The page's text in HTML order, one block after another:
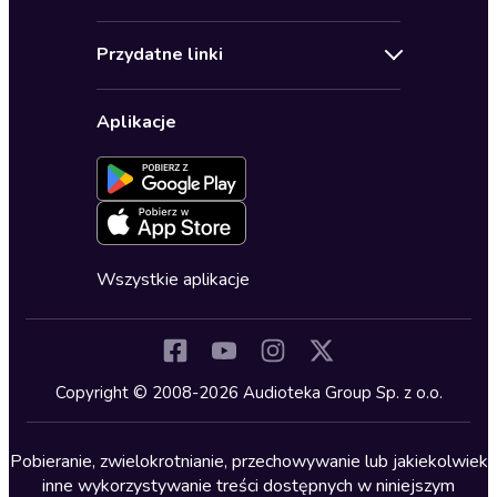
Biznes, marketing, ekonomia
Dla młodzieży
Kryminały
Lektury szkolne
Literatura anglojęzyczna
Ustawienia prywatności
Formularz zgłaszania nielegalnych treści
Deklaracja dostępności
Karnety
Oferta dla firm i bibliotek
Przydatne linki
Dołącz do newslettera
Blog
Zapowiedzi
Cykle audiobooków
Aplikacje
Wszystkie aplikacje
Copyright © 2008-2026 Audioteka Group Sp. z o.o.
Pobieranie, zwielokrotnianie, przechowywanie lub jakiekolwiek
inne wykorzystywanie treści dostępnych w niniejszym